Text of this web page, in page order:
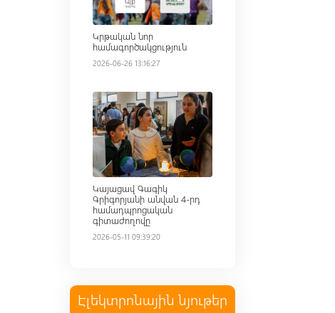
Կրթական նոր
համագործակցություն
2026-06-26 13:16:27
Read more
Կայացավ Գագիկ
Գրիգորյանի անվան 4-րդ
համադպրոցական
գիտաժողովը
2026-05-11 09:39:20
Էլեկտրոնային նյութեր